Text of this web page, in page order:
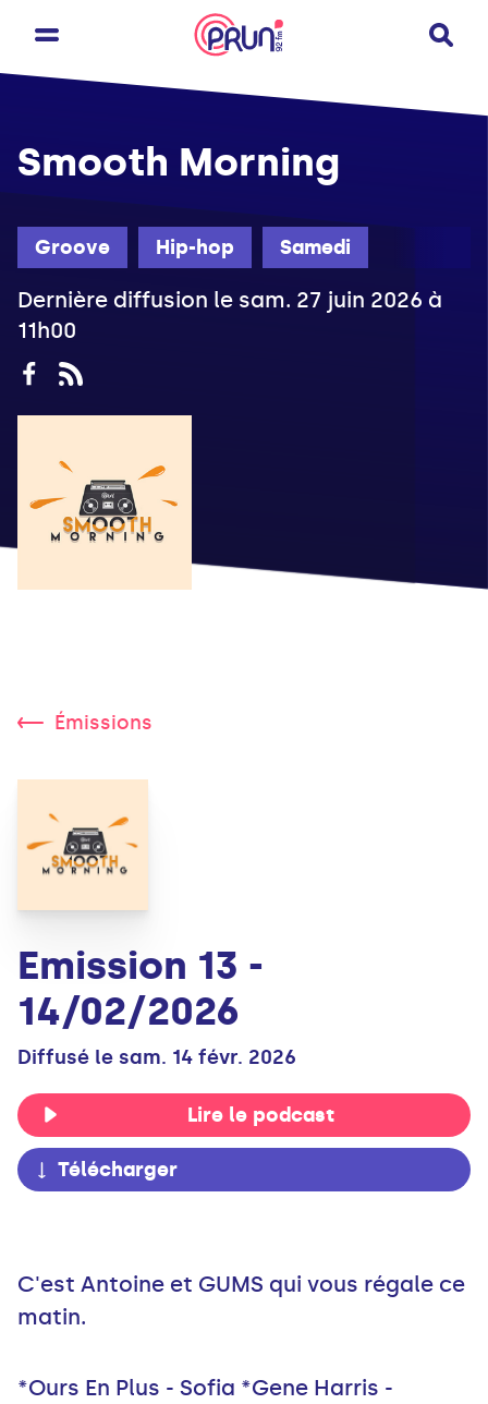
Groove Hip-hop Samedi
Smooth Morning
Dernière diffusion le sam. 27 juin 2026 à
11h00
Émissions
Emission 13 -
14/02/2026
Diffusé le sam. 14 févr. 2026
Lire le podcast
Télécharger
C'est Antoine et GUMS qui vous régale ce
matin.
*Ours En Plus - Sofia *Gene Harris -